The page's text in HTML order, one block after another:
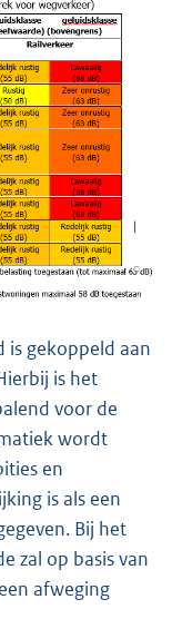
is gekoppeld aan
is het
voor de
wordt
en
is als een
Bij het
zal op basis van
afweging